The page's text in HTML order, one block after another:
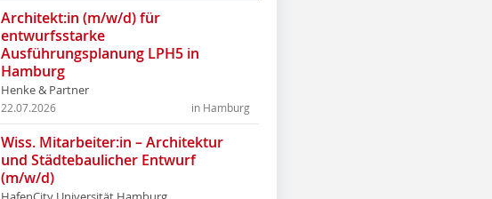
Architekt:in (m/w/d) für
entwurfsstarke
Ausführungsplanung LPH5 in
Hamburg
Henke & Partner
in Hamburg
22.07.2026
Wiss. Mitarbeiter:in – Architektur
und Städtebaulicher Entwurf
(m/w/d)